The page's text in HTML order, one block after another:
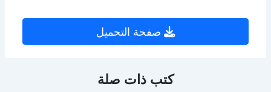
صفحة التحميل
كتب ذات صلة